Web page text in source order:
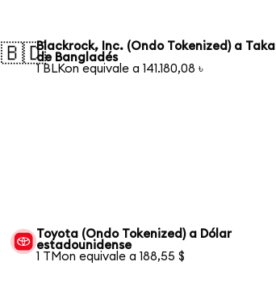
🇧🇩Blackrock, Inc. (Ondo Tokenized) a Taka
de Bangladés
1 BLKon equivale a 141.180,08 ৳
Toyota (Ondo Tokenized) a Dólar
estadounidense
1 TMon equivale a 188,55 $